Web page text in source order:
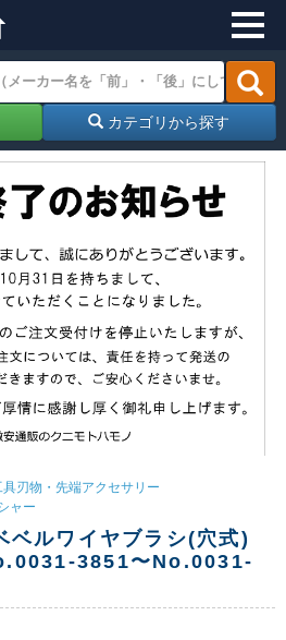
カテゴリから探す
刃物・先端アクセサリー
ャー
ベルワイヤブラシ(穴式)
3851〜No.0031-